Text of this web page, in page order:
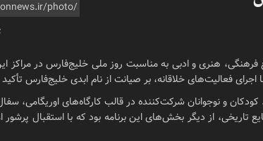
خوزستان، همزمان با دهم اردیبهشت‌ماه ۱۴۰۵، ویژه‌برنامه‌های متنوع فرهنگی، هنری و ادبی به مناسبت روز ملی
فعالیت‌های خلاقانه، بر صیانت از نام ابدی خلیج‌فارس تأکید
و نوجوانان شرکت‌کننده در قالب کارگاه‌های اوریگامی،
از دیگر بخش‌های این برنامه بود که با استقبال پرشور